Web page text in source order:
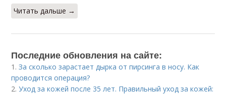
Читать дальше →
Последние обновления на сайте:
1.За сколько зарастает дырка от пирсинга в носу. Как
проводится операция?
2.Уход за кожей после 35 лет. Правильный уход за кожей: